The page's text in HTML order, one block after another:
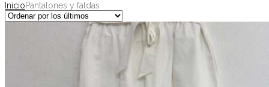
InicioPantalones y faldas